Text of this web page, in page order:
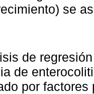
se
de
de
por